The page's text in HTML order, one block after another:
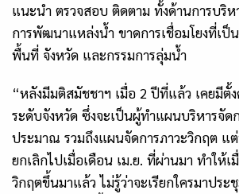
แนะนำ ตรวจสอบ ติดตาม ทั้งด้านการบริห
การพัฒนาแหล่งน้ำ ขาดการเชื่อมโยงที่เป็
พื้นที่ จังหวัด และกรรมการลุ่มน้ำ
“หลังมีมติสมัชชาฯ เมื่อ 2ปีที่แล้ว เคยมีตั้
ระดับจังหวัด ซึ่งจะเป็นผู้ทำแผนบริหารจัด
ประมาณ รวมถึงแผนจัดการภาวะวิกฤต แ
ยกเลิกไปเมื่อเดือน เม.ย. ที่ผ่านมา ทำให้
วิกฤตขึ้นมาแล้ว ไม่รู้ว่าจะเรียกใครมาปร